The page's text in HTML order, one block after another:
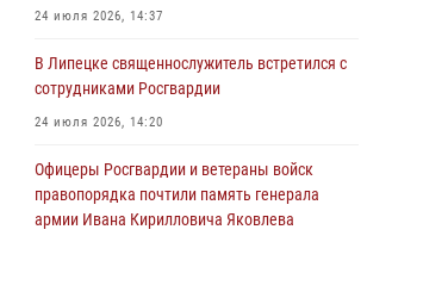
южном направлении (видео)
Росгвардия обеспечила охрану порядка во
время проведения фестивалей в Липецке
24 июля 2026, 14:37
В Липецке священнослужитель встретился с
сотрудниками Росгвардии
24 июля 2026, 14:20
Офицеры Росгвардии и ветераны войск
правопорядка почтили память генерала
армии Ивана Кирилловича Яковлева